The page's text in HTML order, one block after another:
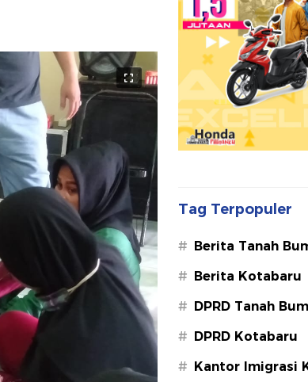
Tag Terpopuler
# Berita Tanah
# Berita Kotabaru
# DPRD Tanah
# DPRD Kotabaru
# Kantor Imigrasi